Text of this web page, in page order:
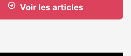
Voir les articles